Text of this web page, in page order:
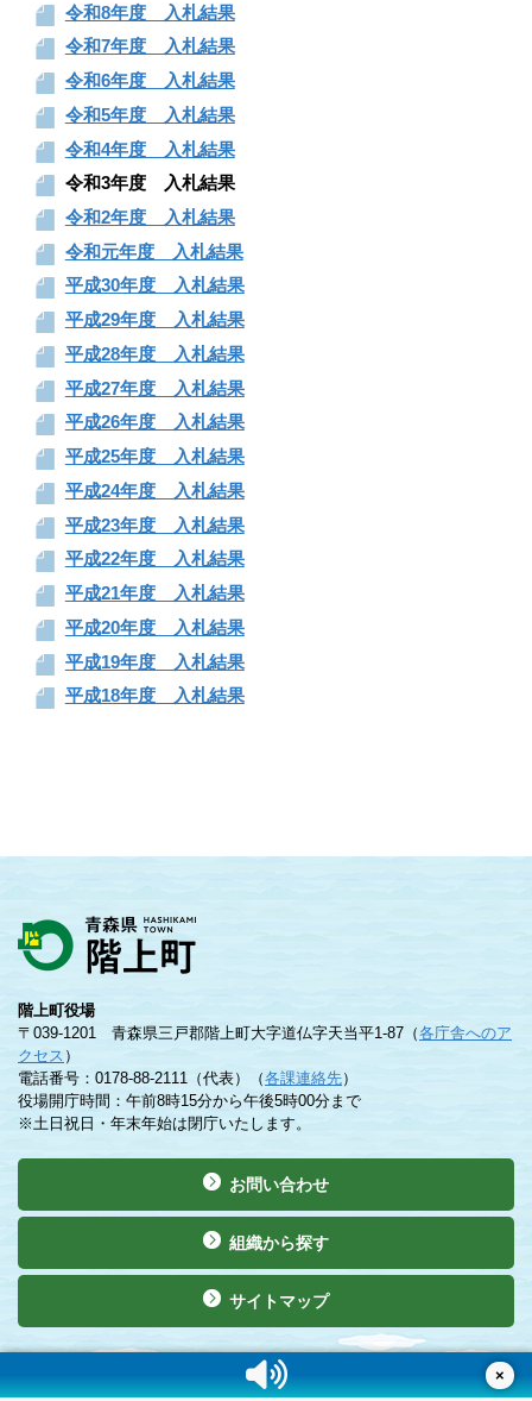
×
令和8年度 入札結果
令和7年度 入札結果
令和6年度 入札結果
令和5年度 入札結果
令和4年度 入札結果
令和3年度 入札結果
令和2年度 入札結果
令和元年度 入札結果
平成30年度 入札結果
平成29年度 入札結果
平成28年度 入札結果
平成27年度 入札結果
平成26年度 入札結果
平成25年度 入札結果
平成24年度 入札結果
平成23年度 入札結果
平成22年度 入札結果
平成21年度 入札結果
平成20年度 入札結果
平成19年度 入札結果
平成18年度 入札結果
階上町役場
〒039-1201 青森県三戸郡階上町大字道仏字天当平1-87（各庁舎へのア
クセス ）
電話番号：0178-88-2111（代表）（各課連絡先）
役場開庁時間：午前8時15分から午後5時00分まで
※土日祝日・年末年始は閉庁いたします。
お問い合わせ
組織から探す
サイトマップ
©Copyright 2019 Hashikami Town. All rights reserved.